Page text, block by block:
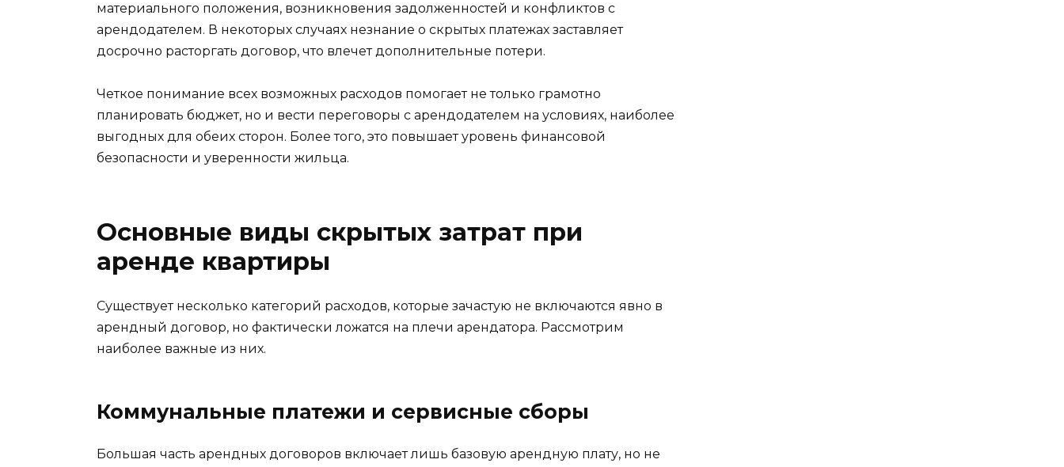
материального положения, возникновения задолженностей и конфликтов с
арендодателем. В некоторых случаях незнание о скрытых платежах заставляет
досрочно расторгать договор, что влечет дополнительные потери.
Четкое понимание всех возможных расходов помогает не только грамотно
планировать бюджет, но и вести переговоры с арендодателем на условиях, наиболее
выгодных для обеих сторон. Более того, это повышает уровень финансовой
безопасности и уверенности жильца.
Основные виды скрытых затрат при
аренде квартиры
Существует несколько категорий расходов, которые зачастую не включаются явно в
арендный договор, но фактически ложатся на плечи арендатора. Рассмотрим
наиболее важные из них.
Коммунальные платежи и сервисные сборы
Большая часть арендных договоров включает лишь базовую арендную плату, но не